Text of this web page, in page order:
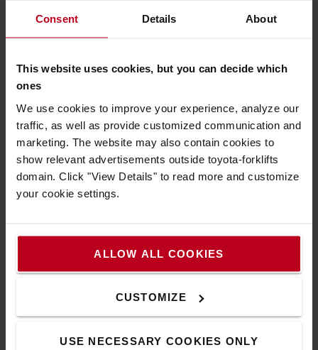
Consent Details About
This website uses cookies, but you can decide which
ones
We use cookies to improve your experience, analyze our
traffic, as well as provide customized communication and
marketing. The website may also contain cookies to
show relevant advertisements outside toyota-forklifts
domain. Click "View Details" to read more and customize
your cookie settings.
ALLOW ALL COOKIES
CUSTOMIZE
USE NECESSARY COOKIES ONLY